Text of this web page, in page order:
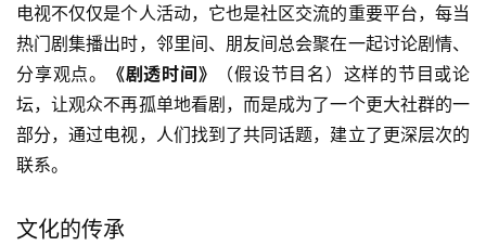
电视不仅仅是个人活动，它也是社区交流的重要平台，每当
热门剧集播出时，邻里间、朋友间总会聚在一起讨论剧情、
分享观点。
《剧透时间》
（假设节目名）这样的节目或论
坛，让观众不再孤单地看剧，而是成为了一个更大社群的一
部分，通过电视，人们找到了共同话题，建立了更深层次的
联系。
文化的传承